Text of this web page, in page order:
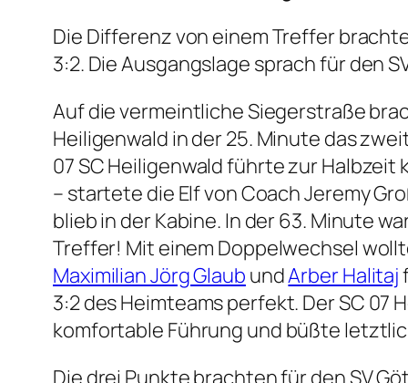
Die Differenz von einem Treffer
3:2. Die Ausgangslage sprach für den
Auf die vermeintliche Siegerstraße
Heiligenwald in der 25. Minute das
07 SC Heiligenwald führte zur Halbzeit
– startete die Elf von Coach Jeremy
blieb in der Kabine. In der 63. Minute
Treffer! Mit einem Doppelwechsel
Maximilian Jörg Glaub undArber Halitaj
3:2 des Heimteams perfekt. Der SC
komfortable Führung und büßte
Die drei Punkte brachten für den SV